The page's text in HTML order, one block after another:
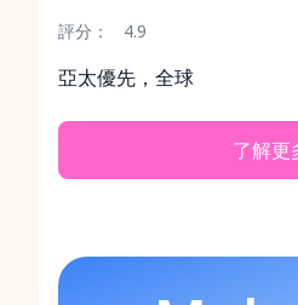
評分：
4.9
亞太優先，全球
了解更